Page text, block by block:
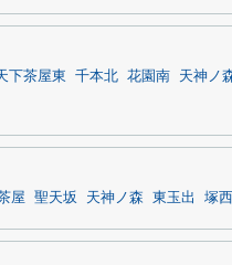
下茶屋東 千本北 花園南
天神ノ
屋 聖天坂 天神ノ森 東玉出 塚西